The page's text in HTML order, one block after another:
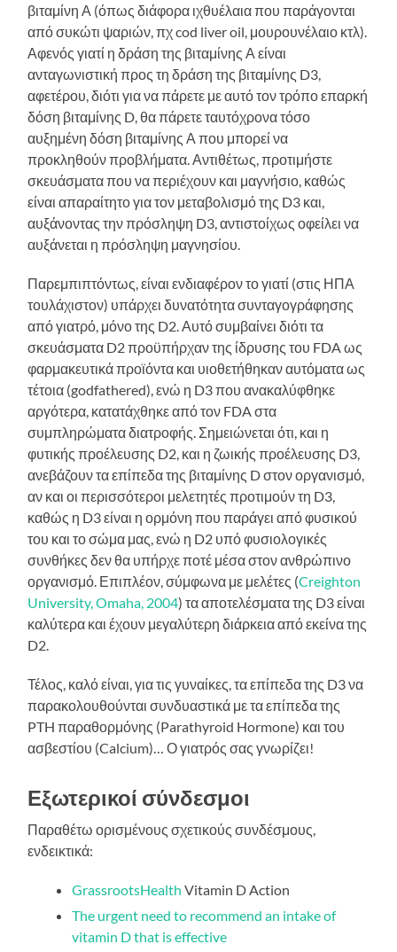
βιταμίνη Α (όπως διάφορα ιχθυέλαια που παράγονται
από συκώτι ψαριών, πχ cod liver oil, μουρουνέλαιο κτλ).
Αφενός γιατί η δράση της βιταμίνης Α είναι
ανταγωνιστική προς τη δράση της βιταμίνης D3,
αφετέρου, διότι για να πάρετε με αυτό τον τρόπο επαρκή
δόση βιταμίνης D, θα πάρετε ταυτόχρονα τόσο
αυξημένη δόση βιταμίνης Α που μπορεί να
προκληθούν προβλήματα. Αντιθέτως, προτιμήστε
σκευάσματα που να περιέχουν και μαγνήσιο, καθώς
είναι απαραίτητο για τον μεταβολισμό της D3 και,
αυξάνοντας την πρόσληψη D3, αντιστοίχως οφείλει να
αυξάνεται η πρόσληψη μαγνησίου.
Παρεμπιπτόντως, είναι ενδιαφέρον το γιατί (στις ΗΠΑ
τουλάχιστον) υπάρχει δυνατότητα συνταγογράφησης
από γιατρό, μόνο της D2. Αυτό συμβαίνει διότι τα
σκευάσματα D2 προϋπήρχαν της ίδρυσης του FDA ως
φαρμακευτικά προϊόντα και υιοθετήθηκαν αυτόματα ως
τέτοια (godfathered), ενώ η D3 που ανακαλύφθηκε
αργότερα, κατατάχθηκε από τον FDA στα
συμπληρώματα διατροφής. Σημειώνεται ότι, και η
φυτικής προέλευσης D2, και η ζωικής προέλευσης D3,
ανεβάζουν τα επίπεδα της βιταμίνης D στον οργανισμό,
αν και οι περισσότεροι μελετητές προτιμούν τη D3,
καθώς η D3 είναι η ορμόνη που παράγει από φυσικού
του και το σώμα μας, ενώ η D2 υπό φυσιολογικές
συνθήκες δεν θα υπήρχε ποτέ μέσα στον ανθρώπινο
οργανισμό. Επιπλέον, σύμφωνα με μελέτες (Creighton
University, Omaha, 2004) τα αποτελέσματα της D3 είναι
καλύτερα και έχουν μεγαλύτερη διάρκεια από εκείνα της
D2.
Τέλος, καλό είναι, για τις γυναίκες, τα επίπεδα της D3 να
παρακολουθούνται συνδυαστικά με τα επίπεδα της
PTH παραθορμόνης (Parathyroid Hormone) και του
ασβεστίου (Calcium)… Ο γιατρός σας γνωρίζει!
Εξωτερικοί σύνδεσμοι
Παραθέτω ορισμένους σχετικούς συνδέσμους,
ενδεικτικά:
GrassrootsHealth Vitamin D Action
The urgent need to recommend an intake of
vitamin D that is effective